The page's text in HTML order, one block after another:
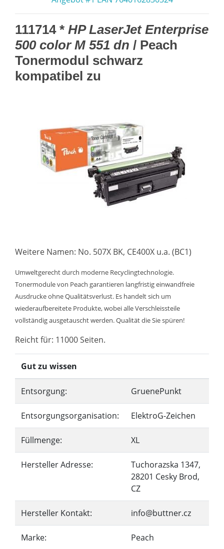
111714 * HP LaserJet Enterprise
500 color M 551 dn / Peach
Tonermodul schwarz
kompatibel zu
Weitere Namen: No. 507X BK, CE400X u.a. (BC1)
Umweltgerecht durch moderne Recyclingtechnologie.
Tonermodule von Peach garantieren langfristig einwandfreie
Ausdrucke ohne Qualitätsverlust. Es handelt sich um
wiederaufbereitete Produkte, wobei alle Verschleissteile
vollständig ausgetauscht werden. Qualität die Sie spüren!
Reicht für: 11000 Seiten.
Gut zu wissen
Entsorgung: GruenePunkt
Entsorgungsorganisation: ElektroG-Zeichen
Füllmenge: XL
Hersteller Adresse:
Tuchorazska 1347,
28201 Cesky Brod,
CZ
Hersteller Kontakt: info@buttner.cz
Marke: Peach